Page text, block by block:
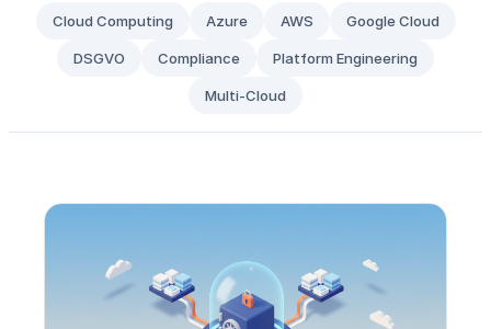
Cloud Computing Azure AWS Google Cloud
DSGVO Compliance Platform Engineering
Multi-Cloud